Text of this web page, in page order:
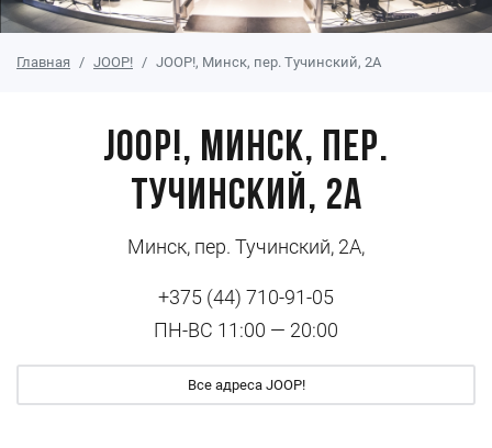
Главная JOOP! JOOP!, Минск, пер. Тучинский, 2А
JOOP!, Минск, пер.
Тучинский, 2А
Минск, пер. Тучинский, 2А,
+375 (44) 710-91-05
ПН-ВС 11:00 — 20:00
Все адреса JOOP!